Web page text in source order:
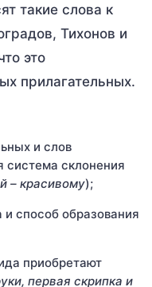
такие слова к
Тихонов и
это
прилагательных.
и слов
система склонения
– красивому);
способ образования
приобретают
первая скрипка и